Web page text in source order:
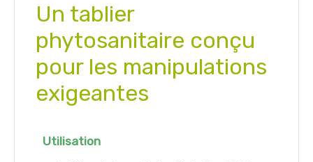
Un tablier
phytosanitaire conçu
pour les manipulations
exigeantes
Utilisation